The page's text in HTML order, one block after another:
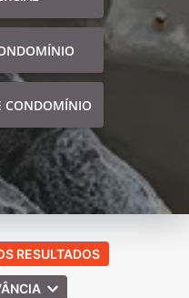
CONDOMÍNIO
RESULTADOS